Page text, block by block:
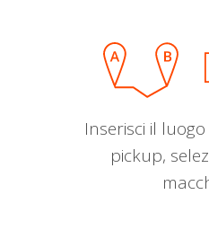
Inserisci il
pickup,